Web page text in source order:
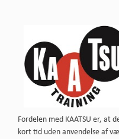
Fordelen med KAATSU er, at
kort tid uden anvendelse af